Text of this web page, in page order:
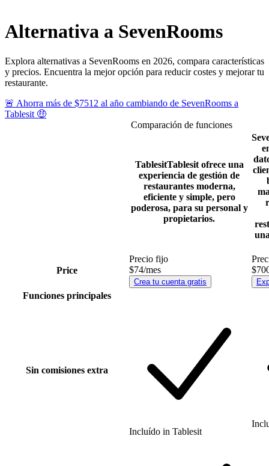
Alternativa a SevenRooms
Explora alternativas a SevenRooms en 2026, compara características
y precios. Encuentra la mejor opción para reducir costes y mejorar tu
restaurante.
🚨 Ahorra más de $7512 al año cambiando de SevenRooms a
Tablesit 🤑
Comparación de funciones
TablesitTablesit ofrece una
experiencia de gestión de
restaurantes moderna,
eficiente y simple, pero
poderosa, para su personal y
propietarios.
Price
Precio fijo
$74/mes
Crea tu cuenta gratis
Funciones principales
Sin comisiones extra
Incluído in Tablesit